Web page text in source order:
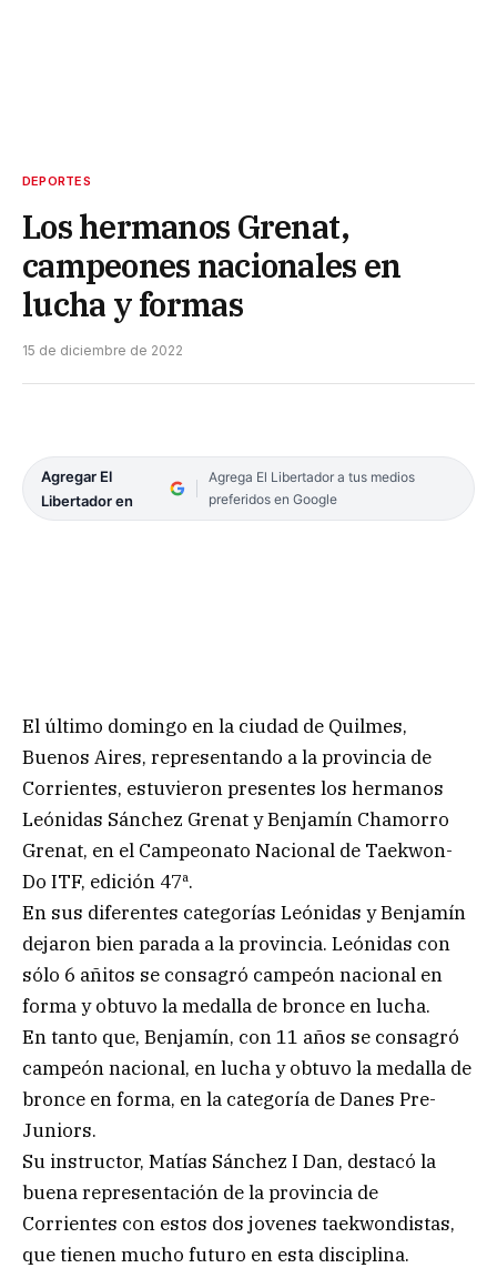
DEPORTES
Los hermanos Grenat,
campeones nacionales en
lucha y formas
15 de diciembre de 2022
Agregar El
Libertador en
Agrega El Libertador a tus medios
preferidos en Google
El último domingo en la ciudad de Quilmes,
Buenos Aires, representando a la provincia de
Corrientes, estuvieron presentes los hermanos
Leónidas Sánchez Grenat y Benjamín Chamorro
Grenat, en el Campeonato Nacional de Taekwon-
Do ITF, edición 47ª.
En sus diferentes categorías Leónidas y Benjamín
dejaron bien parada a la provincia. Leónidas con
sólo 6 añitos se consagró campeón nacional en
forma y obtuvo la medalla de bronce en lucha.
En tanto que, Benjamín, con 11 años se consagró
campeón nacional, en lucha y obtuvo la medalla de
bronce en forma, en la categoría de Danes Pre-
Juniors.
Su instructor, Matías Sánchez I Dan, destacó la
buena representación de la provincia de
Corrientes con estos dos jovenes taekwondistas,
que tienen mucho futuro en esta disciplina.